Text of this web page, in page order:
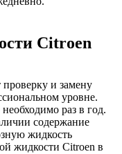
Citroen
и замену
уровне.
раз в год.
содержание
жидкость
жидкости Citroen в